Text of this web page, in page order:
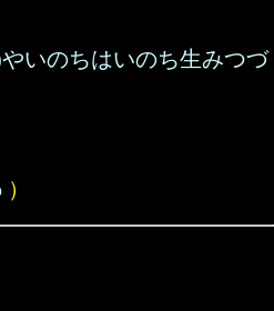
いのちはいのち生みつづ
）